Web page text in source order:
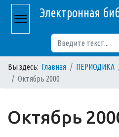
Электронная
Вы здесь: Главная ПЕРИОДИКА
Октябрь 2000
Октябрь